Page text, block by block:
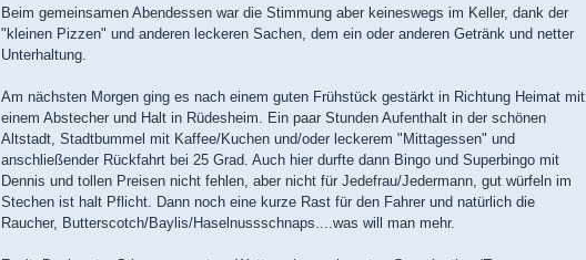
Beim gemeinsamen Abendessen war die Stimmung aber keineswegs im Keller, dank der
"kleinen Pizzen" und anderen leckeren Sachen, dem ein oder anderen Getränk und netter
Unterhaltung.
Am nächsten Morgen ging es nach einem guten Frühstück gestärkt in Richtung Heimat mit
einem Abstecher und Halt in Rüdesheim. Ein paar Stunden Aufenthalt in der schönen
Altstadt, Stadtbummel mit Kaffee/Kuchen und/oder leckerem "Mittagessen" und
anschließender Rückfahrt bei 25 Grad. Auch hier durfte dann Bingo und Superbingo mit
Dennis und tollen Preisen nicht fehlen, aber nicht für Jedefrau/Jedermann, gut würfeln im
Stechen ist halt Pflicht. Dann noch eine kurze Rast für den Fahrer und natürlich die
Raucher, Butterscotch/Baylis/Haselnussschnaps....was will man mehr.